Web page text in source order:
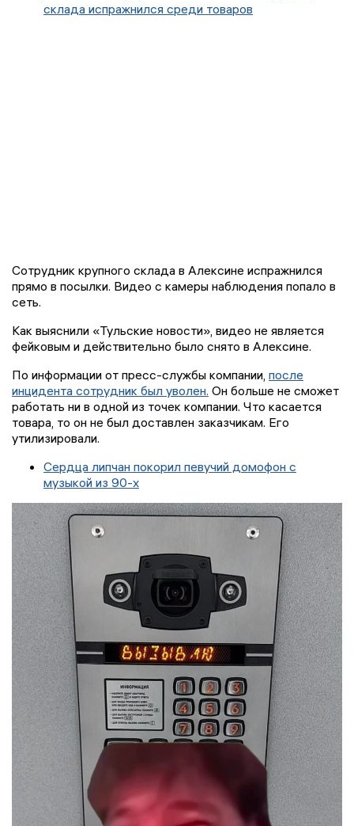
склада испражнился среди товаров
Сотрудник крупного склада в Алексине испражнился
прямо в посылки. Видео с камеры наблюдения попало в
сеть.
Как выяснили «Тульские новости», видео не является
фейковым и действительно было снято в Алексине.
По информации от пресс-службы компании, после
инцидента сотрудник был уволен. Он больше не сможет
работать ни в одной из точек компании. Что касается
товара, то он не был доставлен заказчикам. Его
утилизировали.
Сердца липчан покорил певучий домофон с
музыкой из 90-х